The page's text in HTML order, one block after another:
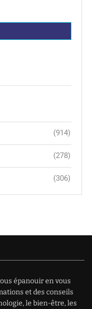
(914)
(278)
(306)
épanouir en vous
et des conseils
le bien-être, les